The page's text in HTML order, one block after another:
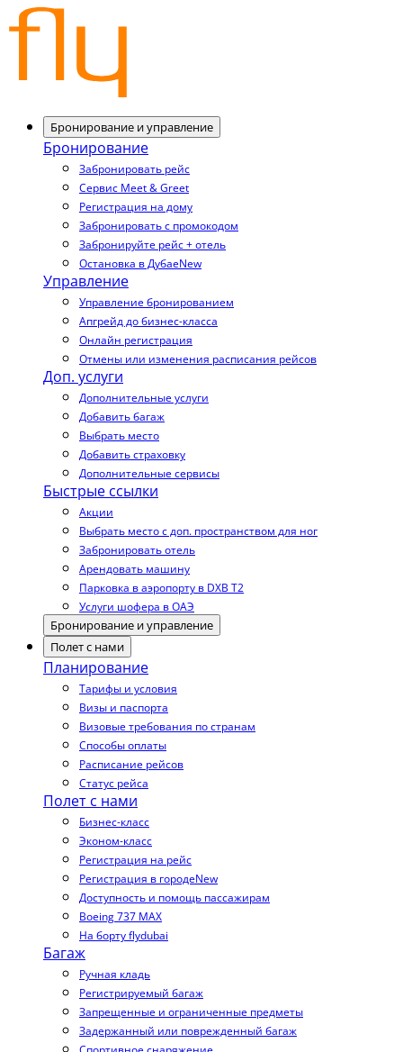
Бронирование и управление
Бронирование
Забронировать рейс
Сервис Meet & Greet
Регистрация на дому
Забронировать с промокодом
Забронируйте рейс + отель
Остановка в ДубаеNew
Управление
Управление бронированием
Апгрейд до бизнес-класса
Онлайн регистрация
Отмены или изменения расписания рейсов
Доп. услуги
Дополнительные услуги
Добавить багаж
Выбрать место
Добавить страховку
Дополнительные сервисы
Быстрые ссылки
Акции
Выбрать место с доп. пространством для ног
Забронировать отель
Арендовать машину
Парковка в аэропорту в DXB T2
Услуги шофера в ОАЭ
Бронирование и управление
Полет с нами
Планирование
Тарифы и условия
Визы и паспорта
Визовые требования по странам
Способы оплаты
Расписание рейсов
Статус рейса
Полет с нами
Бизнес-класс
Эконом-класс
Регистрация на рейс
Регистрация в городеNew
Доступность и помощь пассажирам
Boeing 737 MAX
На борту flydubai
Багаж
Ручная кладь
Регистрируемый багаж
Запрещенные и ограниченные предметы
Задержанный или поврежденный багаж